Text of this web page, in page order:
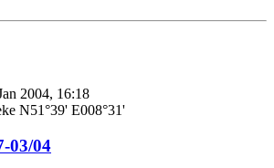
2004, 16:18
N51°39' E008°31'
03/04